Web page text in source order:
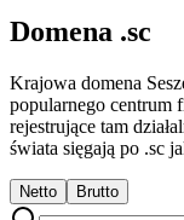
Domena .sc
Krajowa domena
popularnego centrum
rejestrujące tam
świata sięgają po .sc
Netto Brutto